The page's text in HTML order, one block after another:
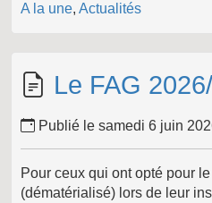
A la une, Actualités
Le FAG
Publié le samedi 6 juin
Pour ceux qui ont opté pour
(dématérialisé) lors de leur